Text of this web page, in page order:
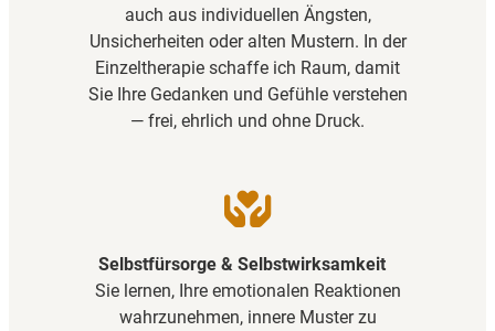
auch aus individuellen Ängsten,
Unsicherheiten oder alten Mustern. In der
Einzeltherapie schaffe ich Raum, damit
Sie Ihre Gedanken und Gefühle verstehen
— frei, ehrlich und ohne Druck.
Selbstfürsorge & Selbstwirksamkeit
Sie lernen, Ihre emotionalen Reaktionen
wahrzunehmen, innere Muster zu